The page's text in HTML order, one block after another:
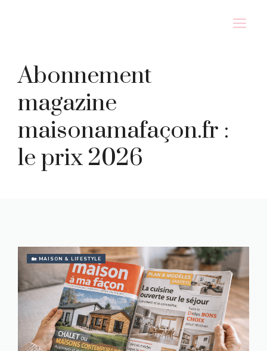
Abonnement
magazine
maisonamafaçon.fr :
le prix 2026
🏡 MAISON & LIFESTYLE